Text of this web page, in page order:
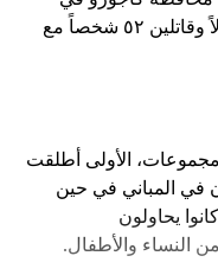
نيجيريا الإثنين ماضي مدمرين ١٤٣ منزلاً وقاتلين ٥٢ شخصاً مع
مجموعات، الأولى أطلقت
في المباني في حين
يحاولون
النساء والأطفال.